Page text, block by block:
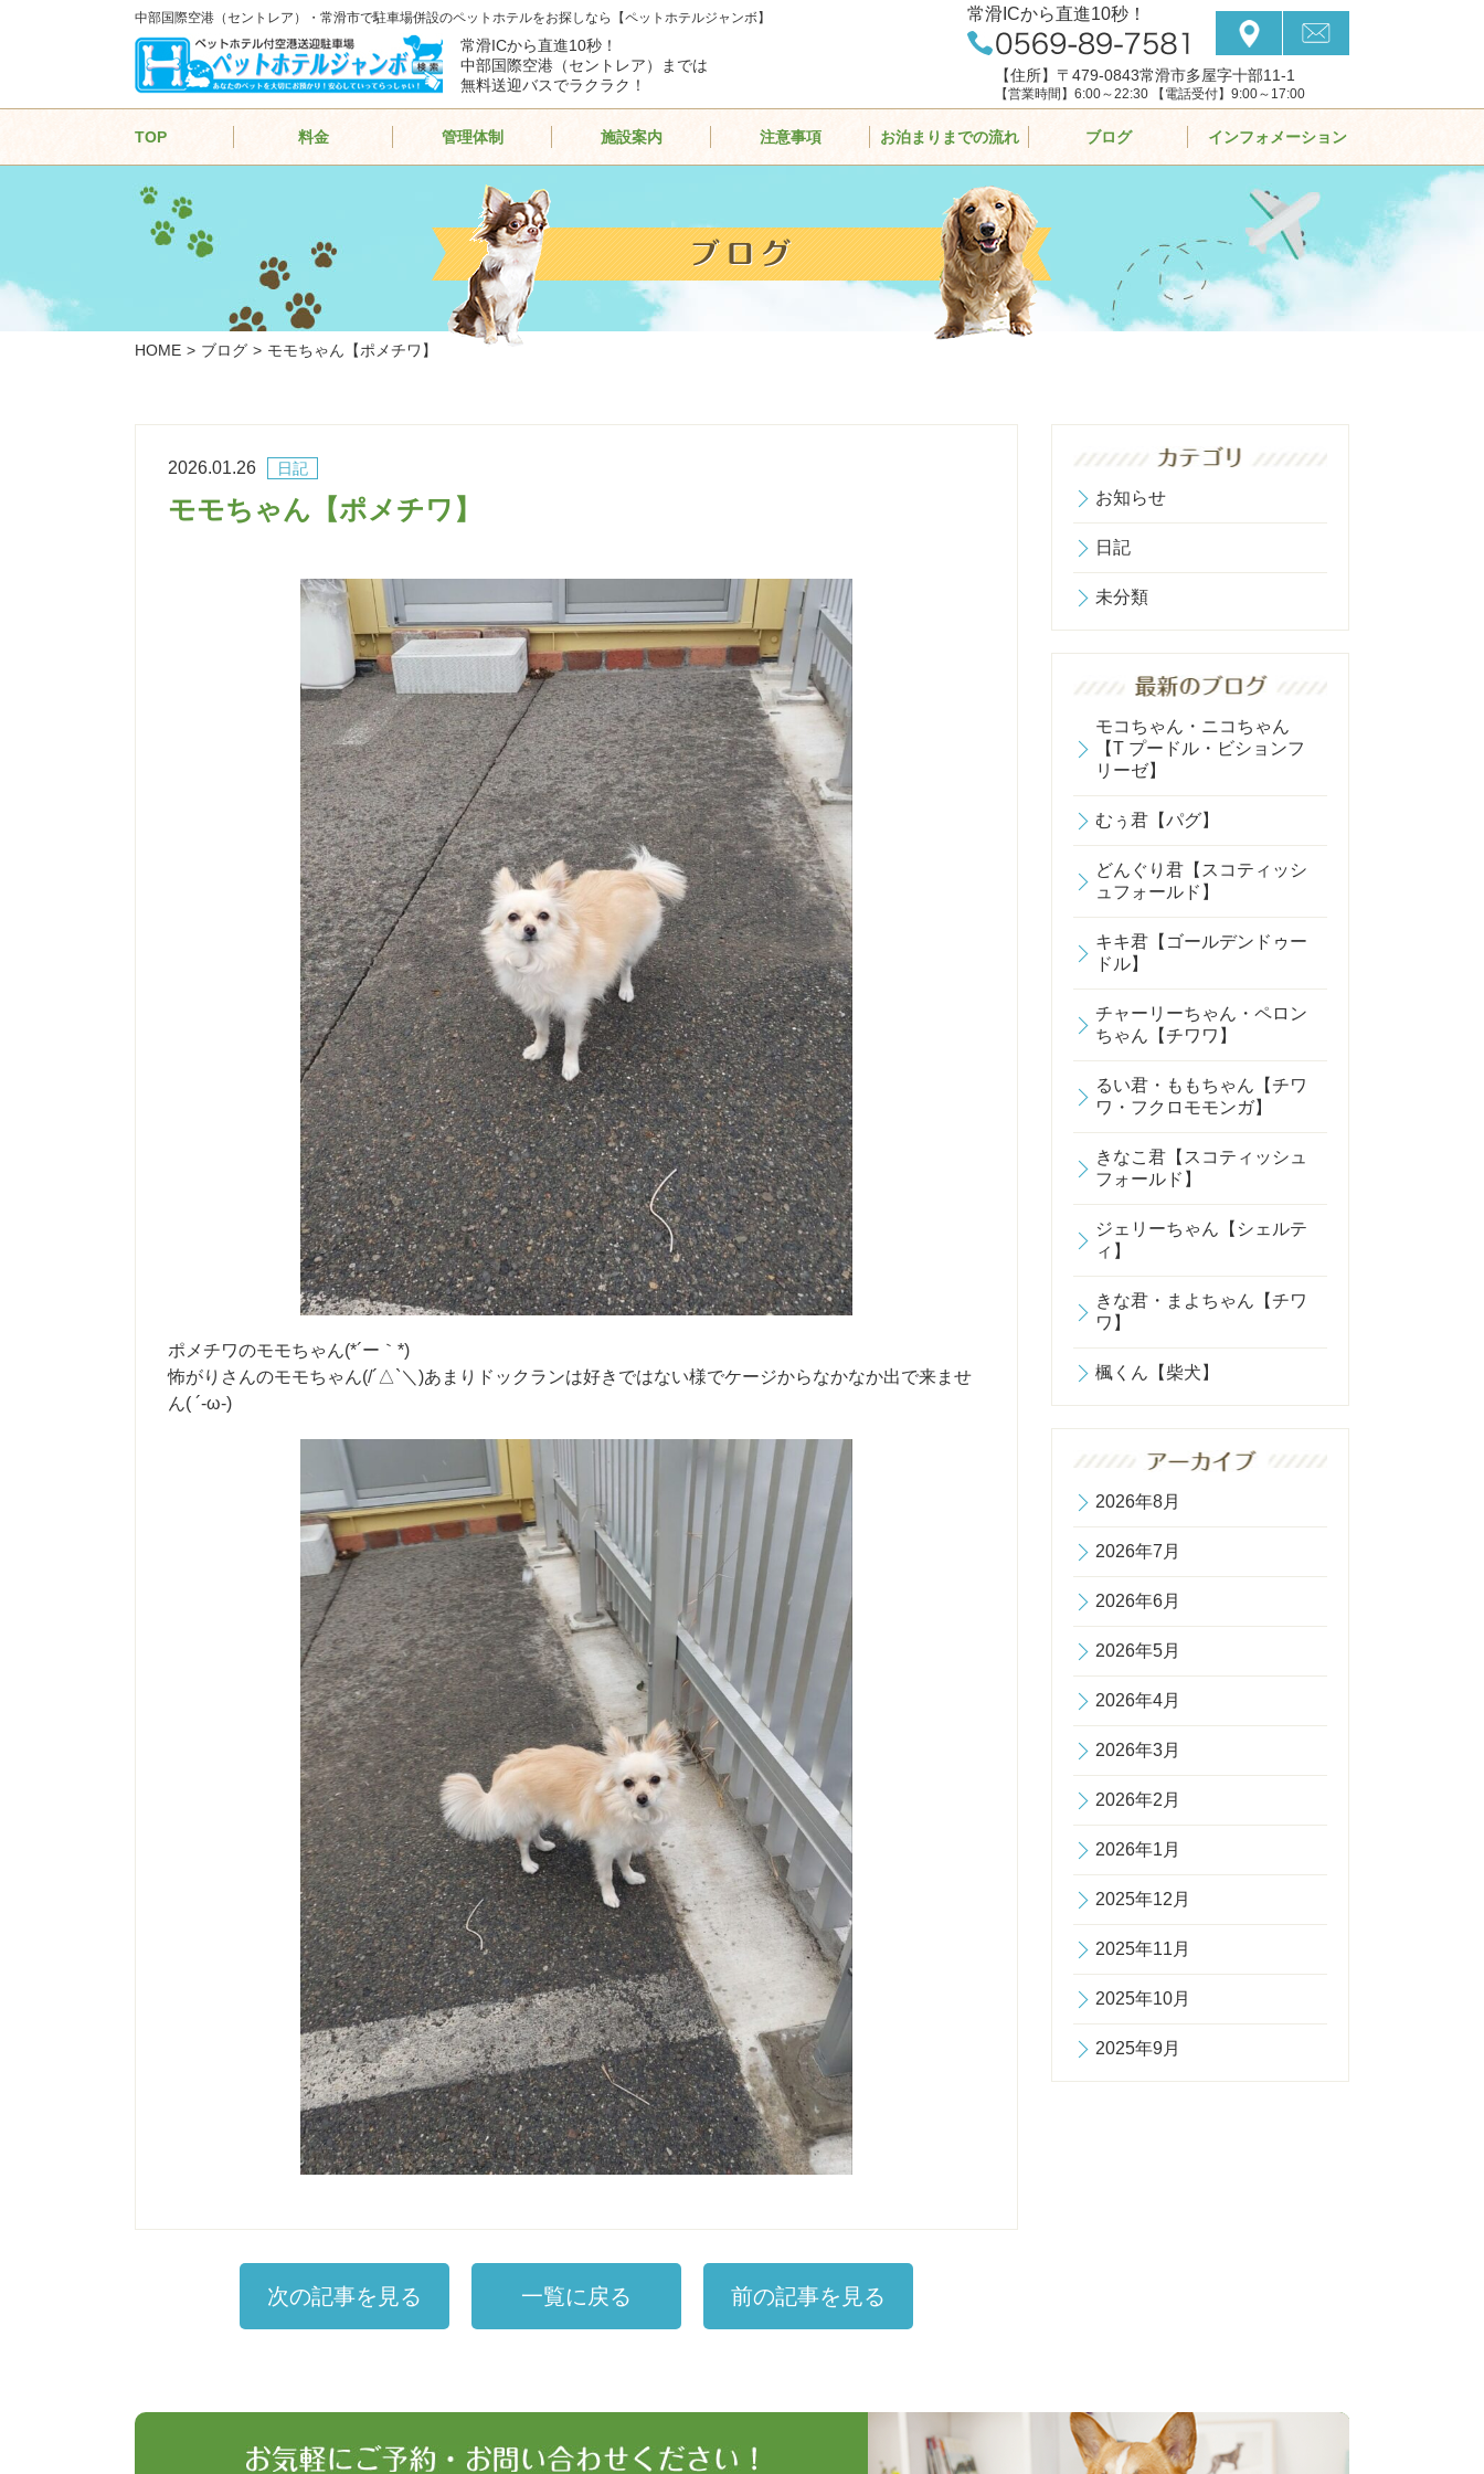
中部国際空港（セントレア）・常滑市で駐車場併設のペットホテルをお探しなら【ペットホテルジャンボ】
常滑ICから直進10秒！
中部国際空港（セントレア）までは
無料送迎バスでラクラク！
常滑ICから直進10秒！
【住所】〒479-0843常滑市多屋字十部11-1
【営業時間】6:00～22:30 【電話受付】9:00～17:00
TOP 料金 管理体制 施設案内 注意事項 お泊まりまでの流れ ブログ インフォメーション
HOME ブログ モモちゃん【ポメチワ】
日記
2026.01.26
モモちゃん【ポメチワ】
ポメチワのモモちゃん(*´ー｀*)
怖がりさんのモモちゃん(/´△`＼)あまりドックランは好きではない様でケージからなかなか出で来ませ
ん( ´-ω-)
次の記事を見る 一覧に戻る 前の記事を見る
お知らせ
日記
未分類
モコちゃん・ニコちゃん
【T プードル・ビションフ
リーゼ】
むぅ君【パグ】
どんぐり君【スコティッシ
ュフォールド】
キキ君【ゴールデンドゥー
ドル】
チャーリーちゃん・ペロン
ちゃん【チワワ】
るい君・ももちゃん【チワ
ワ・フクロモモンガ】
きなこ君【スコティッシュ
フォールド】
ジェリーちゃん【シェルテ
ィ】
きな君・まよちゃん【チワ
ワ】
楓くん【柴犬】
2026年8月
2026年7月
2026年6月
2026年5月
2026年4月
2026年3月
2026年2月
2026年1月
2025年12月
2025年11月
2025年10月
2025年9月